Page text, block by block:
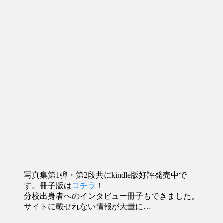
写真集第1弾・第2段共にkindle版好評発売中で
す。冊子版はコチラ ！
分校出身者へのインタビュー冊子もできました。
サイトに載せれない情報が大量に…